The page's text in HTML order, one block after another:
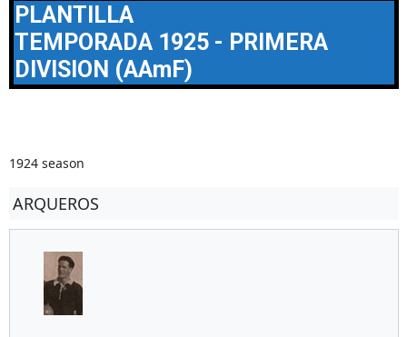
PLANTILLA
TEMPORADA 1925 - PRIMERA
DIVISION (AAmF)
1924 season
ARQUEROS